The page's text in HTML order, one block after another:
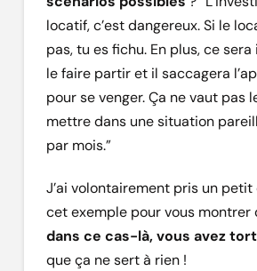
locatif, c’est dangereux. Si le
pas, tu es fichu. En plus, ce
le faire partir et il saccagera
pour se venger. Ça ne vaut pas
mettre dans une situation
par mois.”
J’ai volontairement pris un
cet exemple pour vous montrer
dans ce cas-là, vous avez tort
que ça ne sert à rien !